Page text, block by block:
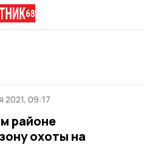
2021, 09:17
районе
охоты на